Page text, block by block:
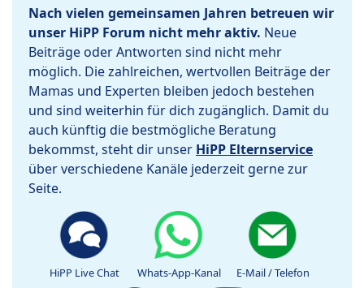
Nach vielen gemeinsamen Jahren betreuen wir
unser HiPP Forum nicht mehr aktiv. Neue
Beiträge oder Antworten sind nicht mehr
möglich. Die zahlreichen, wertvollen Beiträge der
Mamas und Experten bleiben jedoch bestehen
und sind weiterhin für dich zugänglich. Damit du
auch künftig die bestmögliche Beratung
bekommst, steht dir unser HiPP Elternservice
über verschiedene Kanäle jederzeit gerne zur
Seite.
HiPP Live Chat Whats-App-Kanal E-Mail / Telefon